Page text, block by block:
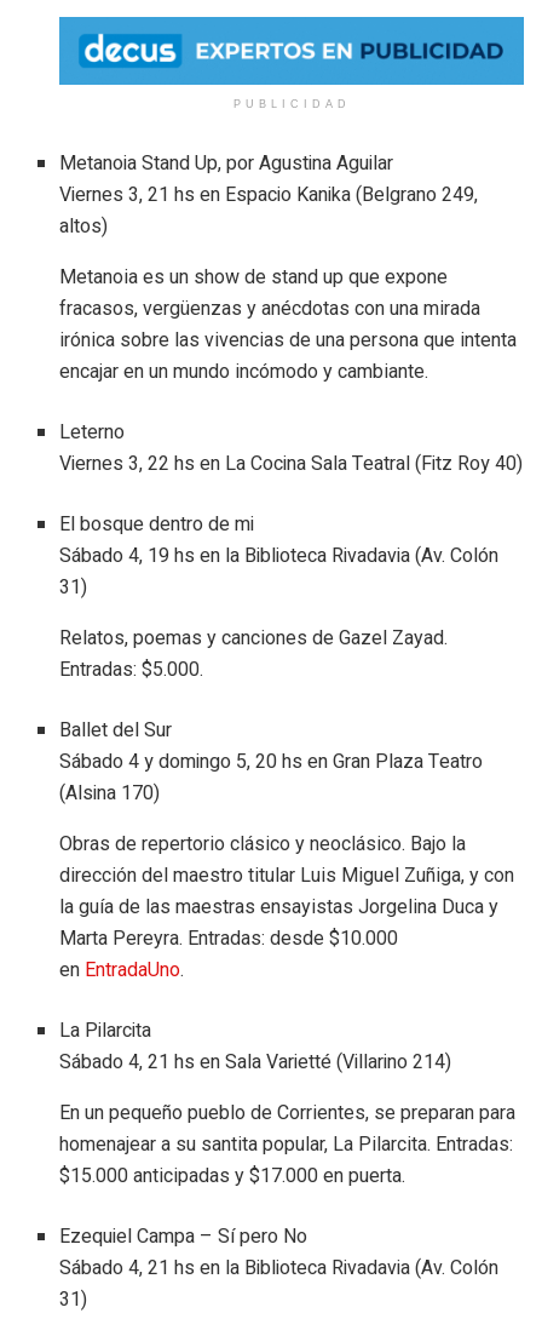
PUBLICIDAD
Metanoia Stand Up, por Agustina Aguilar
Viernes 3, 21 hs en Espacio Kanika (Belgrano 249,
altos)
Metanoia es un show de stand up que expone
fracasos, vergüenzas y anécdotas con una mirada
irónica sobre las vivencias de una persona que intenta
encajar en un mundo incómodo y cambiante.
Leterno
Viernes 3, 22 hs en La Cocina Sala Teatral (Fitz Roy 40)
El bosque dentro de mi
Sábado 4, 19 hs en la Biblioteca Rivadavia (Av. Colón
31)
Relatos, poemas y canciones de Gazel Zayad.
Entradas: $5.000.
Ballet del Sur
Sábado 4 y domingo 5, 20 hs en Gran Plaza Teatro
(Alsina 170)
Obras de repertorio clásico y neoclásico. Bajo la
dirección del maestro titular Luis Miguel Zuñiga, y con
la guía de las maestras ensayistas Jorgelina Duca y
Marta Pereyra. Entradas: desde $10.000
en EntradaUno.
La Pilarcita
Sábado 4, 21 hs en Sala Varietté (Villarino 214)
En un pequeño pueblo de Corrientes, se preparan para
homenajear a su santita popular, La Pilarcita. Entradas:
$15.000 anticipadas y $17.000 en puerta.
Ezequiel Campa – Sí pero No
Sábado 4, 21 hs en la Biblioteca Rivadavia (Av. Colón
31)